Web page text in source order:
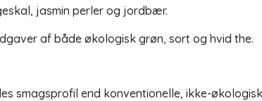
jasmin perler og jordbær.
af både økologisk grøn, sort og hvid the.
smagsprofil end konventionelle, ikke-